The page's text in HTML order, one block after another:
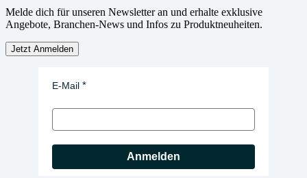
Melde dich für unseren Newsletter an und erhalte exklusive
Angebote, Branchen-News und Infos zu Produktneuheiten.
Jetzt Anmelden
E-Mail
Anmelden